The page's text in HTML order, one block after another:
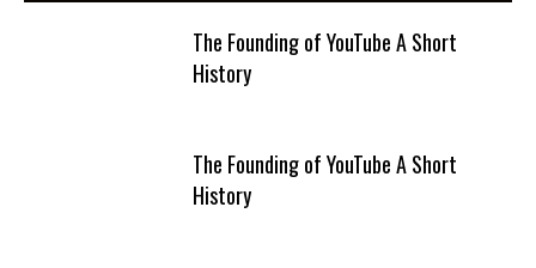
The Founding of YouTube A Short
History
The Founding of YouTube A Short
History